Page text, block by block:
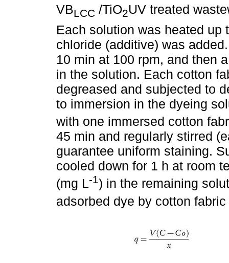
VBLCC /TiO2UV treated
Each solution was heated up
chloride (additive) was
10 min at 100 rpm, and then
in the solution. Each cotton
degreased and subjected to
to immersion in the dyeing
with one immersed cotton
45 min and regularly stirred
guarantee uniform staining.
cooled down for 1 h at room
(mg L-1) in the remaining
adsorbed dye by cotton